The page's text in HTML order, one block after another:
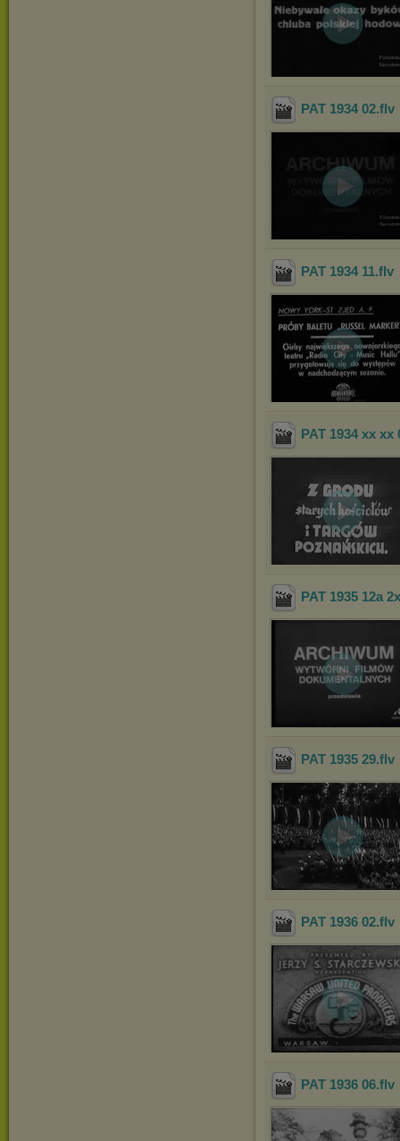
PAT 1934 02.flv
PAT 1934 11.flv
PAT 1934 xx xx
PAT 1935 12a
PAT 1935 29.flv
PAT 1936 02.flv
PAT 1936 06.flv